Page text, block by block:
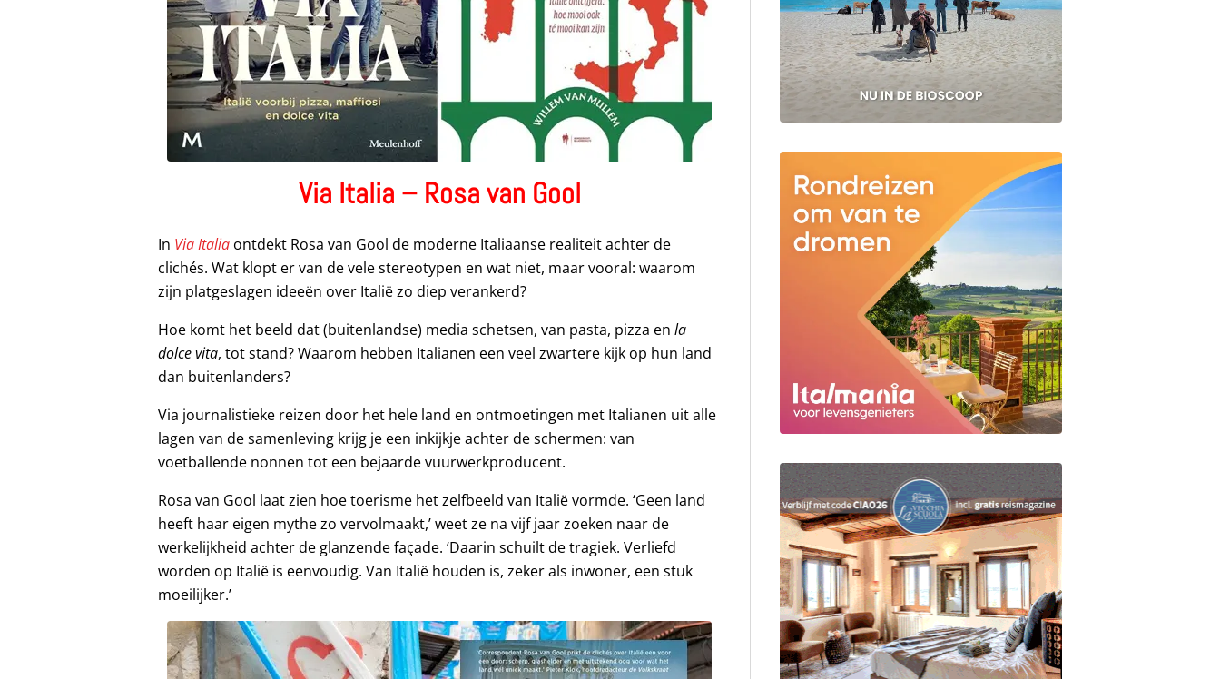
Via Italia – Rosa van Gool
In Via Italia ontdekt Rosa van Gool de moderne Italiaanse realiteit achter de
clichés. Wat klopt er van de vele stereotypen en wat niet, maar vooral: waarom
zijn platgeslagen ideeën over Italië zo diep verankerd?
Hoe komt het beeld dat (buitenlandse) media schetsen, van pasta, pizza enla
dolce vita, tot stand? Waarom hebben Italianen een veel zwartere kijk op hun land
dan buitenlanders?
Via journalistieke reizen door het hele land en ontmoetingen met Italianen uit alle
lagen van de samenleving krijg je een inkijkje achter de schermen: van
voetballende nonnen tot een bejaarde vuurwerkproducent.
Rosa van Gool laat zien hoe toerisme het zelfbeeld van Italië vormde. ‘Geen land
heeft haar eigen mythe zo vervolmaakt,’ weet ze na vijf jaar zoeken naar de
werkelijkheid achter de glanzende façade. ‘Daarin schuilt de tragiek. Verliefd
worden op Italië is eenvoudig. Van Italië houden is, zeker als inwoner, een stuk
moeilijker.’